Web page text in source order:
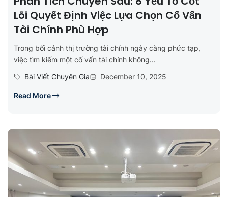
Lõi Quyết Định Việc Lựa Chọn Cố Vấn
Tài Chính Phù Hợp
Trong bối cảnh thị trường tài chính ngày càng phức tạp,
việc tìm kiếm một cố vấn tài chính không...
Bài Viết Chuyên Gia
December 10, 2025
Read More